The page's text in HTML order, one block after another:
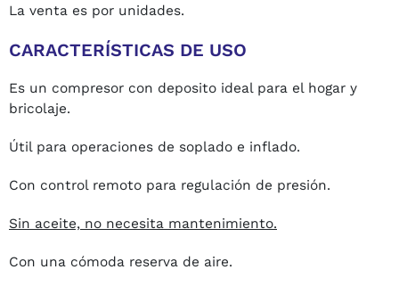
La venta es por unidades.
CARACTERÍSTICAS DE USO
Es un compresor con deposito ideal para el hogar y
bricolaje.
Útil para operaciones de soplado e inflado.
Con control remoto para regulación de presión.
Sin aceite, no necesita mantenimiento.
Con una cómoda reserva de aire.